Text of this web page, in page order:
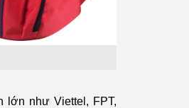
lớn như Viettel, FPT,